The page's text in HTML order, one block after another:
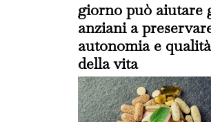
giorno può aiutare
anziani a
autonomia e qualità
della vita